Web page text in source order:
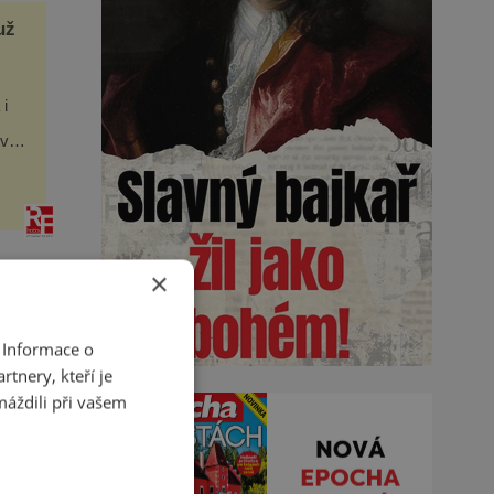
i
×
o
kteří je
při vašem